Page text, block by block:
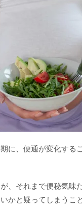
に、便通が変化する
、それまで便秘気味
かと疑ってしまうこと